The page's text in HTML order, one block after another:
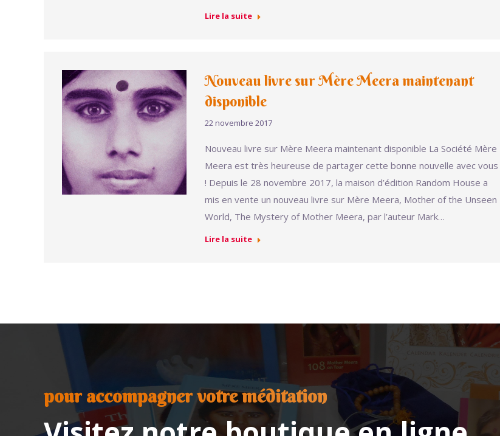
Lire la suite
Nouveau livre sur Mère Meera maintenant
disponible
22 novembre 2017
Nouveau livre sur Mère Meera maintenant disponible La Société Mère
Meera est très heureuse de partager cette bonne nouvelle avec vous
! Depuis le 28 novembre 2017, la maison d’édition Random House a
mis en vente un nouveau livre sur Mère Meera, Mother of the Unseen
World, The Mystery of Mother Meera, par l’auteur Mark…
Lire la suite
pour accompagner votre méditation